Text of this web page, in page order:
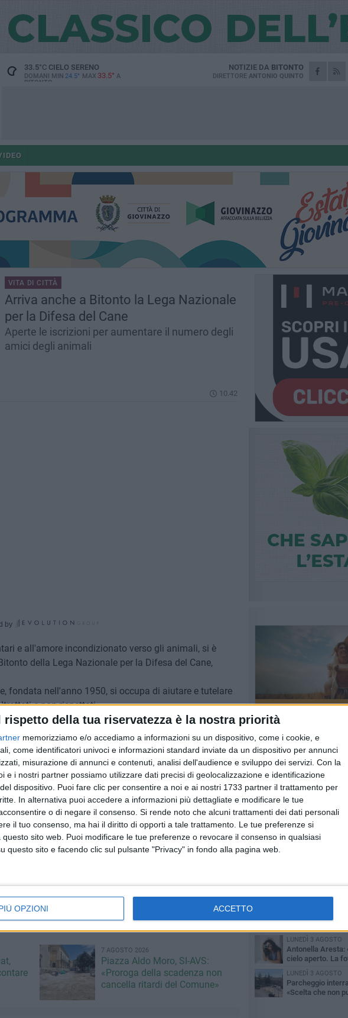
rispetto della tua riservatezza è la nostra priorità
memorizziamo e/o accediamo a informazioni su un dispositivo, come i cookie, e
come identificatori univoci e informazioni standard inviate da un dispositivo per annunci
misurazione di annunci e contenuti, analisi dell'audience e sviluppo dei servizi. Con la
e i nostri partner possiamo utilizzare dati precisi di geolocalizzazione e identificazione
dispositivo. Puoi fare clic per consentire a noi e ai nostri 1733 partner il trattamento per
In alternativa puoi accedere a informazioni più dettagliate e modificare le tue
o di negare il consenso. Si rende noto che alcuni trattamenti dei dati personali
il tuo consenso, ma hai il diritto di opporti a tale trattamento. Le tue preferenze si
sito web. Puoi modificare le tue preferenze o revocare il consenso in qualsiasi
questo sito e facendo clic sul pulsante "Privacy" in fondo alla pagina web.
OPZIONI ACCETTO
33.5°CCIELO SERENO
DOMANI MIN 24.5° MAX 33.5° A
BITONTO
NOTIZIE DA BITONTO
DIRETTORE ANTONIO QUINTO
VITA DI CITTÀ
Arriva anche a Bitonto la Lega Nazionale
per la Difesa del Cane
Aperte le iscrizioni per aumentare il numero degli
amici degli animali
10.42
by
e all'amore incondizionato verso gli animali, si è
della Lega Nazionale per la Difesa del Cane,
fondata nell'anno 1950, si occupa di aiutare e tutelare
e non rispettati.
finalità di lucro, che non riceve finanziamenti dallo
dal Trentino Alto Adige alla Sicilia, grazie al
sono Antonella Montagna, Raffaele Granieri, Ciccio
Lucia Modugno, Dominga Allegretti, Francesco Tullo e
il benessere degli amici a quattro zampe, formare e
nei confronti della zoofilia, organizzare campagne di
promuovere la microchippatura, sverminazione,
con le altre associazioni sensibili all'argomento e le
i maltrattamenti e favorire le adozioni consapevoli.
di agire a livello pratico e teorico per la salvaguardia
per sostenere gli amici a quattro zampe,
per la Difesa del Cane, Delegazione di Bitonto
7 AGOSTO 2026
Piazza Aldo Moro, SI-AVS:
«Proroga della scadenza non
cancella ritardi del Comune»
PIÙ LETTI QUESTA
MARTEDÌ 4 AGOSTO
Armati di bastoni
rapina in un bar di
VENERDÌ 31 LUGLIO
Furti d'auto,
Cerignola: 13
"Case a un euro",
raccolta
Fratelli d'Italia
consigliera
LUNEDÌ 3 AGOSTO
Antonella Aresta:
cielo aperto. La
LUNEDÌ 3 AGOSTO
Parcheggio
«Scelta che non